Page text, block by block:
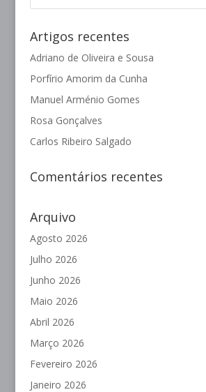
Artigos recentes
Adriano de Oliveira e Sousa
Porfírio Amorim da Cunha
Manuel Arménio Gomes
Rosa Gonçalves
Carlos Ribeiro Salgado
Comentários recentes
Arquivo
Agosto 2026
Julho 2026
Junho 2026
Maio 2026
Abril 2026
Março 2026
Fevereiro 2026
Janeiro 2026